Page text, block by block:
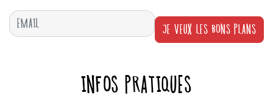
JE VEUX LES BONS PLANS
INFOS PRATIQUES